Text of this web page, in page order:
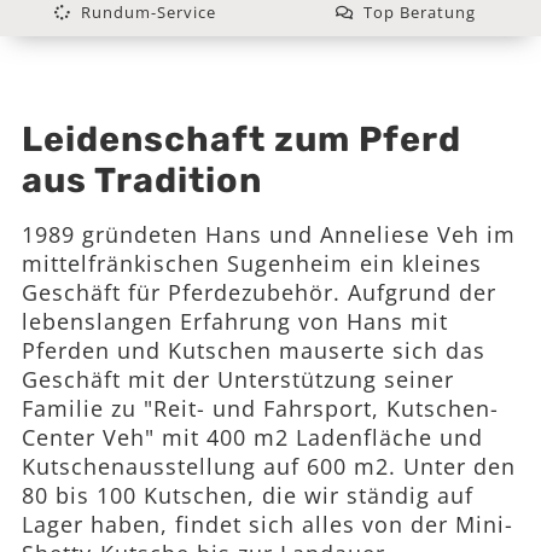
Rundum-Service
Top Beratung
Leidenschaft zum Pferd
aus Tradition
1989 gründeten Hans und Anneliese Veh im
mittelfränkischen Sugenheim ein kleines
Geschäft für Pferdezubehör. Aufgrund der
lebenslangen Erfahrung von Hans mit
Pferden und Kutschen mauserte sich das
Geschäft mit der Unterstützung seiner
Familie zu "Reit- und Fahrsport, Kutschen-
Center Veh" mit 400 m2 Ladenfläche und
Kutschenausstellung auf 600 m2. Unter den
80 bis 100 Kutschen, die wir ständig auf
Lager haben, findet sich alles von der Mini-